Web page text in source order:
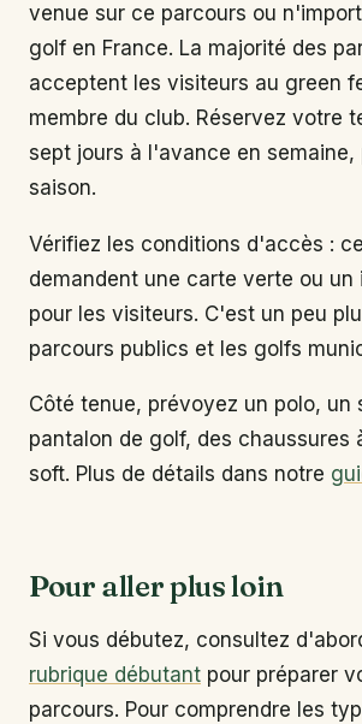
venue sur ce parcours ou
golf en France. La majorité des
acceptent les visiteurs au green
membre du club. Réservez votre
sept jours à l'avance en semaine,
saison.
Vérifiez les conditions d'accès :
demandent une carte verte ou un
pour les visiteurs. C'est un peu
parcours publics et les golfs
Côté tenue, prévoyez un polo, un
pantalon de golf, des chaussures
soft. Plus de détails dans notre
Pour aller plus loin
Si vous débutez, consultez
rubrique débutant pour préparer
parcours. Pour comprendre les